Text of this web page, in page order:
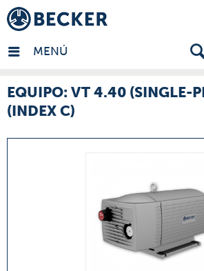
MENÚ
- ES
EQUIPO: VT 4.40 (SINGLE-
(INDEX C)